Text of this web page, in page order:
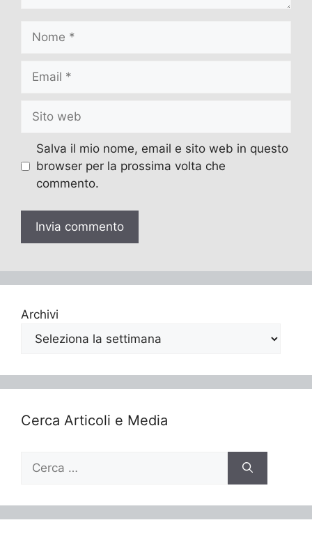
Nome
Email
Sito
web
Salva il mio nome, email e sito web in questo
browser per la prossima volta che
commento.
Archivi
Cerca Articoli e Media
per: